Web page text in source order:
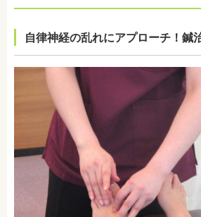
自律神経の乱れにアプローチ！鍼